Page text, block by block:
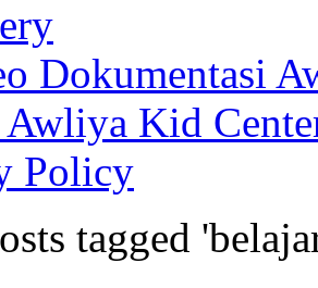
Dokumentasi
Kid
Policy
tagged